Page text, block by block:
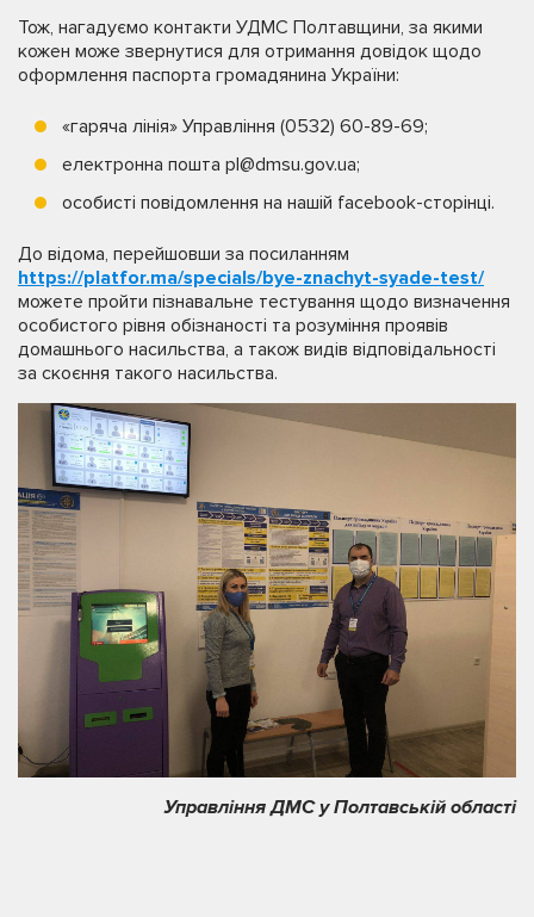
Тож, нагадуємо контакти УДМС Полтавщини, за якими
кожен може звернутися для отримання довідок щодо
оформлення паспорта громадянина України:
«гаряча лінія» Управління (0532) 60-89-69;
електронна пошта pl@dmsu.gov.ua;
особисті повідомлення на нашій facebook-сторінці.
До відома, перейшовши за посиланням
https://platfor.ma/specials/bye-znachyt-syade-test/
можете пройти пізнавальне тестування щодо визначення
особистого рівня обізнаності та розуміння проявів
домашнього насильства, а також видів відповідальності
за скоєння такого насильства.
Управління ДМС у Полтавській області